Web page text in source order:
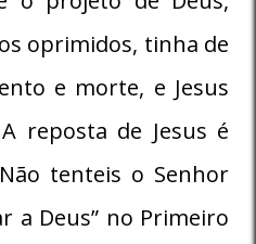
oprimidos, tinha de
e morte, e Jesus
reposta de Jesus é
tenteis o Senhor
a Deus” no Primeiro